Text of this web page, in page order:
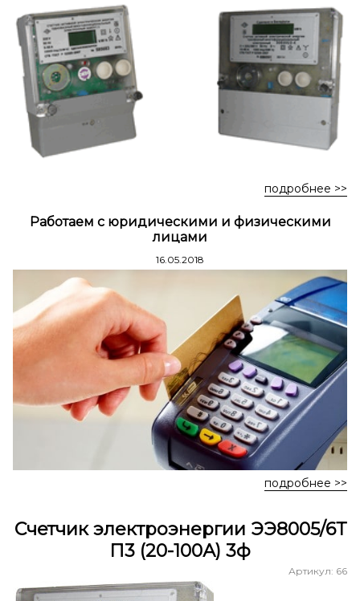
Стремянки стальные
Стремянки двухсторонние стальные
подробнее >>
Работаем с юридическими и физическими
лицами
16.05.2018
подробнее >>
Счетчик электроэнергии ЭЭ8005/6Т
П3 (20-100А) 3ф
Артикул: 66